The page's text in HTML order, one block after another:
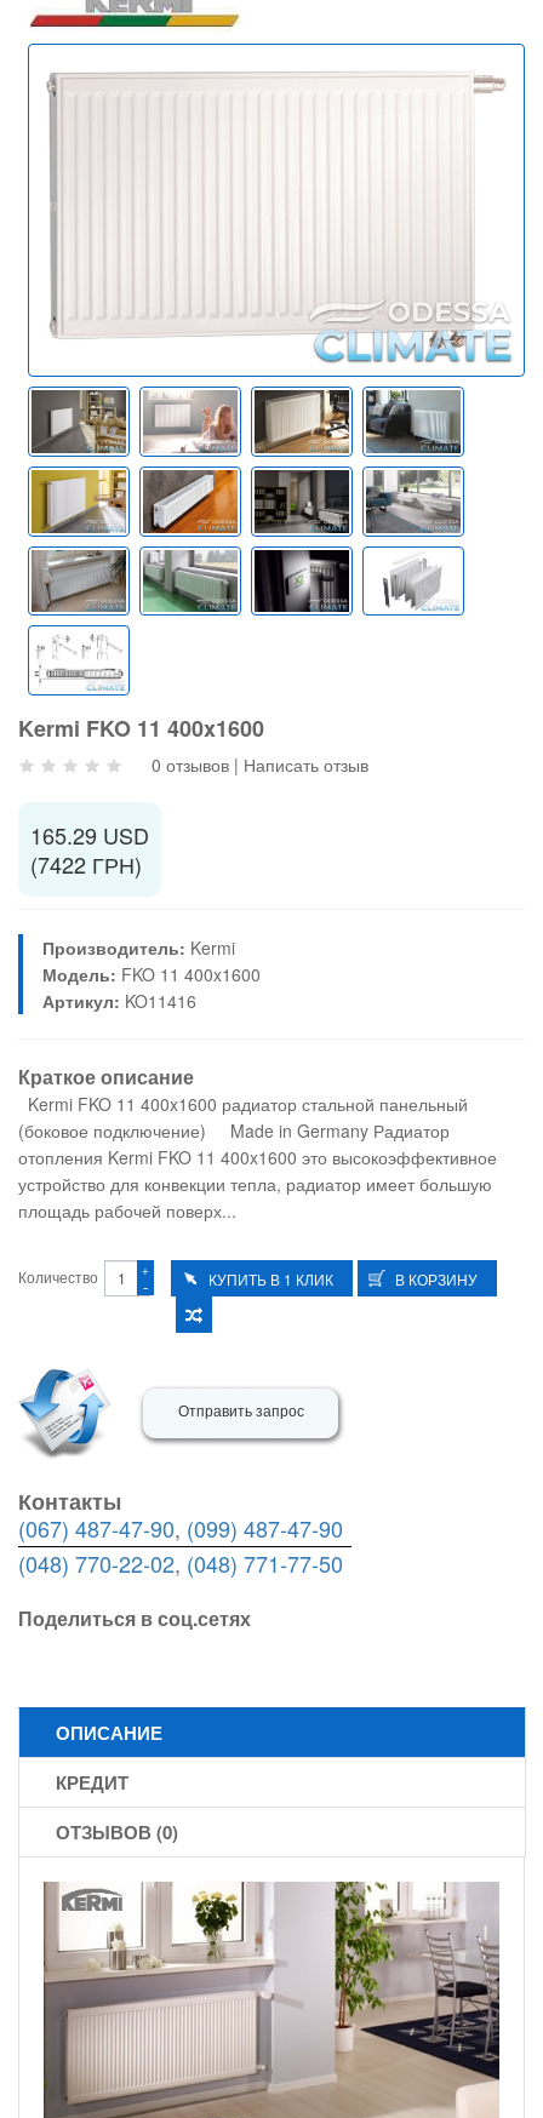
Kermi FKO 11 400x1600
0 отзывов | Написать отзыв
165.29 USD
(7422 ГРН)
Производитель: Kermi
Модель: FKO 11 400x1600
Артикул: KO11416
Краткое описание
Kermi FKO 11 400x1600 радиатор стальной панельный
(боковое подключение) Made in Germany Радиатор
отопления Kermi FKO 11 400x1600 это высокоэффективное
устройство для конвекции тепла, радиатор имеет большую
площадь рабочей поверх...
Количество -
+
Отправить запрос
Контакты
(067) 487-47-90, (099) 487-47-90
(048) 770-22-02, (048) 771-77-50
Поделиться в соц.сетях
ОПИСАНИЕ
КРЕДИТ
ОТЗЫВОВ (0)